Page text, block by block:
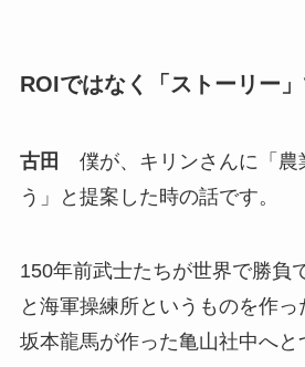
ROIではなく「ストーリー
古田
僕が、キリンさんに「農
う」と提案した時の話です。
150年前武士たちが世界で勝負
と海軍操練所というものを作っ
坂本龍馬が作った亀山社中へと